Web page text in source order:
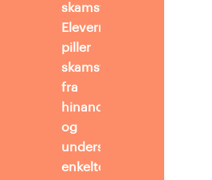
skamstøtte.
Eleverne
piller
skamstøtten
fra
hinanden
og
undersøger
enkeltdelene.